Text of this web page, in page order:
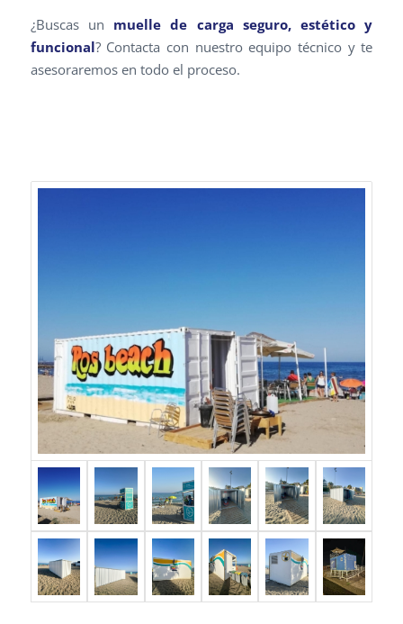
¿Buscas un muelle de carga seguro, estético y
funcional? Contacta con nuestro equipo técnico y te
asesoraremos en todo el proceso.